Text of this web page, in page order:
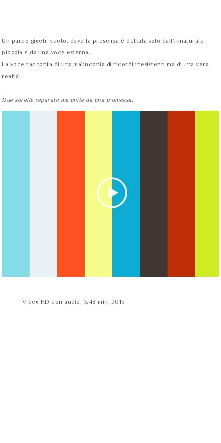
Un parco giochi vuoto, dove la presenza è dettata solo dall’innaturale
pioggia e da una voce esterna.
La voce racconta di una malinconia di ricordi inesistenti ma di una vera
realtà.
Due sorelle separate ma unite da una promessa.
Video HD con audio, 3:48 min, 2015